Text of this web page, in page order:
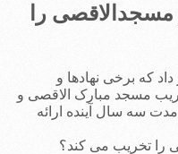
مسجدالاقصی را
که برخی نهادها و
مسجد مبارک الاقصی و
سه سال آینده ارائه
را تخریب می کند؟